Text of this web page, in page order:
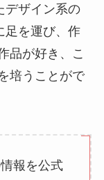
デザイン系の
足を運び、作
品が好き、こ
培うことがで
報を公式